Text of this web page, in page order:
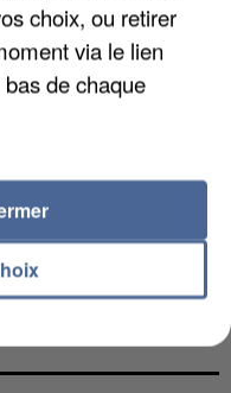
DÉROBÉES À
choix, ou retirer
via le lien
de chaque